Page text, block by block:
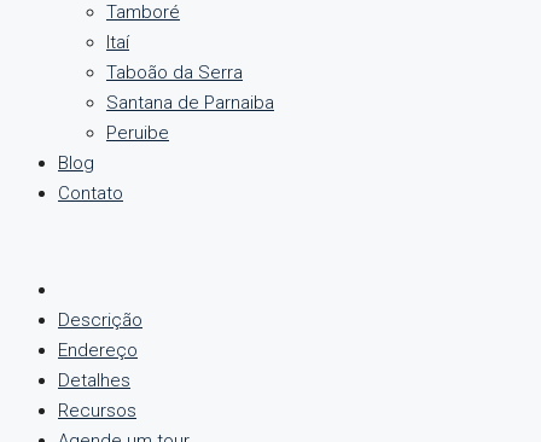
Tamboré
Itaí
Taboão da Serra
Santana de Parnaiba
Peruibe
Blog
Contato
Descrição
Endereço
Detalhes
Recursos